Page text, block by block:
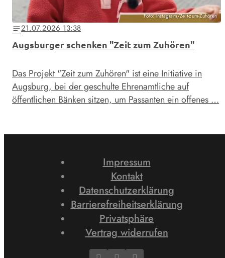
Foto: Instagram/Zeit-zum-Zuhören
notes21.07.2026 13:38
Augsburger schenken "Zeit zum Zuhören"
Das Projekt "Zeit zum Zuhören" ist eine Initiative in
Augsburg, bei der geschulte Ehrenamtliche auf
öffentlichen Bänken sitzen, um Passanten ein offenes …
Impressum
Kontakt
Datenschutzerklärung
Barrierefreiheitserklärung
Privatsphäre
Vertrag widerrufen